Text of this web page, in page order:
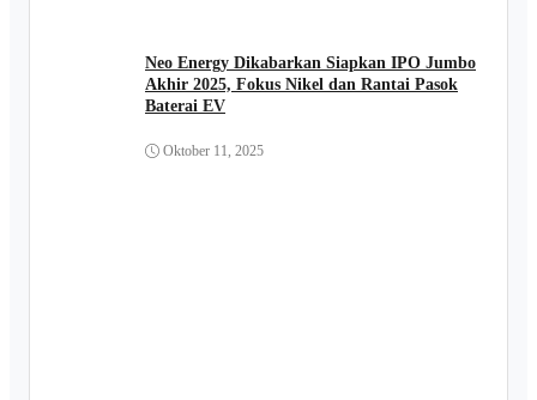
Neo Energy Dikabarkan Siapkan IPO Jumbo
Akhir 2025, Fokus Nikel dan Rantai Pasok
Baterai EV
Oktober 11, 2025